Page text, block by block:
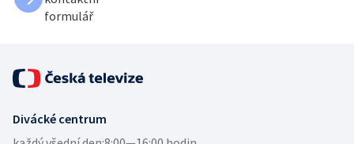
formulář
Divácké centrum